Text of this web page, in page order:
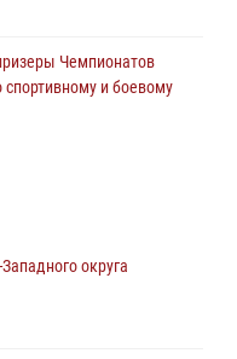
Чемпионатов
спортивному и боевому
ЗАДЕРЖАНО 23
округа